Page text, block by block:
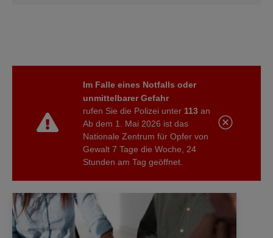
Im Falle eines Notfalls oder
unmittelbarer Gefahr
rufen Sie die Polizei unter 113 an
Ab dem 1. Mai 2026 ist das
Nationale Zentrum für Opfer von
Gewalt 7 Tage die Woche, 24
Stunden am Tag geöffnet.